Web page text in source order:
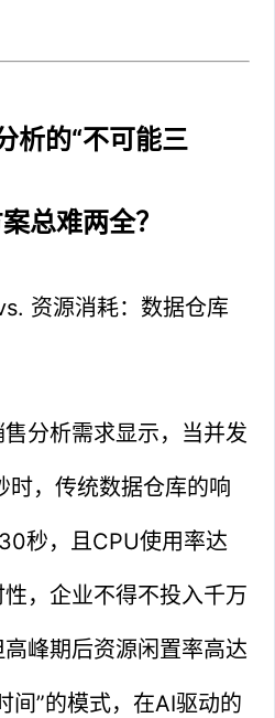
析的“不可能三
总难两全？
资源消耗：数据仓库
分析需求显示，当并发
，传统数据仓库的响
秒，且CPU使用率达
，企业不得不投入千万
峰期后资源闲置率高达
间”的模式，在AI驱动的